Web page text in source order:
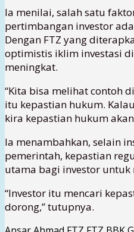
Ia menilai, salah satu
pertimbangan investor
Dengan FTZ yang
optimistis iklim investasi
meningkat.
“Kita bisa melihat contoh
itu kepastian hukum.
kira kepastian hukum
Ia menambahkan, selain
pemerintah, kepastian
utama bagi investor
“Investor itu mencari
dorong,” tutupnya.